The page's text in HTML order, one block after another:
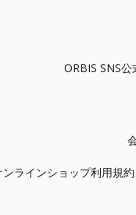
ORBIS SNS公
ンラインショップ利用規約